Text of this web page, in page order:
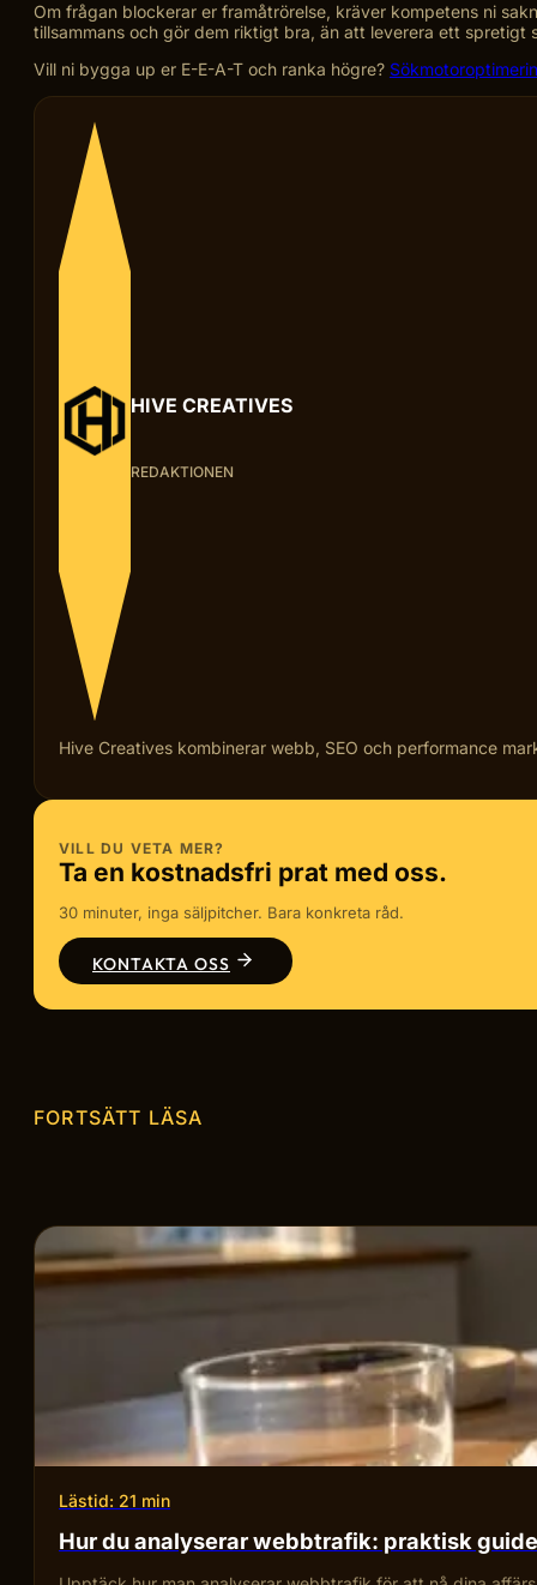
Om frågan blockerar er framåtrörelse, kräver kompetens ni
tillsammans och gör dem riktigt bra, än att leverera ett spretigt
Vill ni bygga up er E-E-A-T och ranka högre?
HIVE CREATIVES
REDAKTIONEN
Hive Creatives kombinerar webb, SEO och performance
VILL DU VETA MER?
Ta en kostnadsfri prat med oss.
30 minuter, inga säljpitcher. Bara konkreta råd.
KONTAKTA OSS
FORTSÄTT LÄSA
Lästid: 21 min
Hur du analyserar webbtrafik: praktisk